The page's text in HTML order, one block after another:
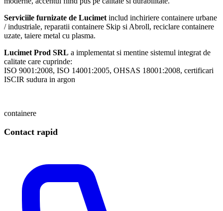
Serviciile furnizate de Lucimet includ inchiriere containere urbane
/ industriale, reparatii containere Skip si Abroll, reciclare containere
uzate, taiere metal cu plasma.
Lucimet Prod SRL a implementat si mentine sistemul integrat de
calitate care cuprinde:
ISO 9001:2008, ISO 14001:2005, OHSAS 18001:2008, certificari
ISCIR sudura in argon
containere
Contact rapid